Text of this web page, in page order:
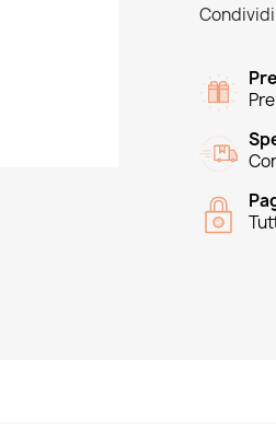
Condividi